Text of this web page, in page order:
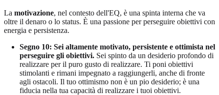
La motivazione, nel contesto dell'EQ, è una spinta interna che va
oltre il denaro o lo status. È una passione per perseguire obiettivi con
energia e persistenza.
Segno 10: Sei altamente motivato, persistente e ottimista nel
perseguire gli obiettivi. Sei spinto da un desiderio profondo di
realizzare per il puro gusto di realizzare. Ti poni obiettivi
stimolanti e rimani impegnato a raggiungerli, anche di fronte
agli ostacoli. Il tuo ottimismo non è un pio desiderio; è una
fiducia nella tua capacità di realizzare i tuoi obiettivi.